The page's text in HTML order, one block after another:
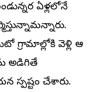
ఏళ్లలోనే
గ్రామాల్లోకి వెళ్లి ఆ
అడిగితే
స్పష్టం చేశారు.